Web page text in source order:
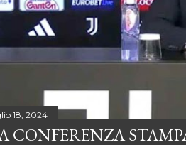
18, 2024
CONFERENZA